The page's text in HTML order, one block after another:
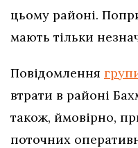
цьому районі.
мають тільки
Повідомлення
втрати в районі
також, ймовірно,
поточних